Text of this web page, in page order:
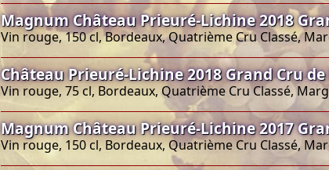
Magnum Château Prieuré-Lichine 2018
Vin rouge, 150 cl, Bordeaux, Quatrième Cru Classé,
Château Prieuré-Lichine 2018 Grand Cru
Vin rouge, 75 cl, Bordeaux, Quatrième Cru Classé,
Magnum Château Prieuré-Lichine 2017
Vin rouge, 150 cl, Bordeaux, Quatrième Cru Classé,